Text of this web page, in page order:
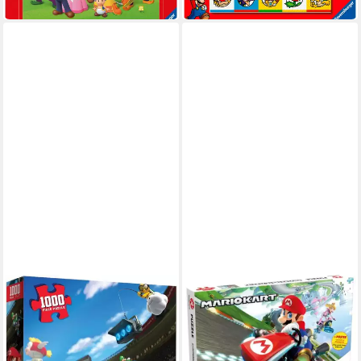
in 2-3 Werktagen bei dir
USAOPOLY
Puzzle Super Mario Puzzle
Mario Kart (1000 Teile)
18,95 €
in 2-3 Werktagen bei dir
WINNING MOVES
Puzzle Puzzle Mario Kart -
Funracer (1000 Teile)
ab 15,95 €
in 2-3 Werktagen bei dir